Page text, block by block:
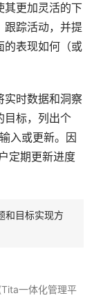
其更加灵活的下
跟踪活动，并提
的表现如何（或
实时数据和洞察
目标，列出个
入或更新。因
定期更新进度
和目标实现方